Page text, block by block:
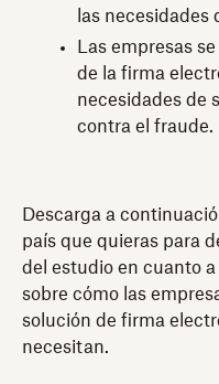
las necesidades
Las empresas
de la firma
necesidades de
contra el fraude.
Descarga a
país que quieras para
del estudio en cuanto
sobre cómo las
solución de firma
necesitan.